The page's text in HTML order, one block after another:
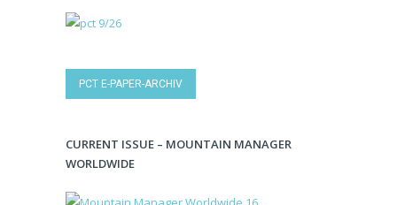
PCT E-PAPER-ARCHIV
CURRENT ISSUE – MOUNTAIN MANAGER
WORLDWIDE